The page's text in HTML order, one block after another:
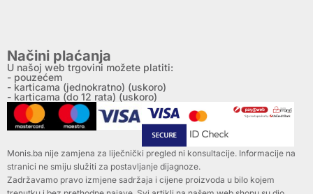
Načini plaćanja
U našoj web trgovini možete platiti:
- pouzećem
- karticama (jednokratno) (uskoro)
- karticama (do 12 rata) (uskoro)
Monis.ba nije zamjena za liječnički pregled ni konsultacije. Informacije na
stranici ne smiju služiti za postavljanje dijagnoze.
Zadržavamo pravo izmjene sadržaja i cijene proizvoda u bilo kojem